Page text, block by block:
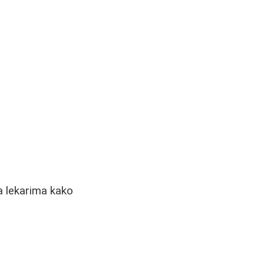
lekarima kako